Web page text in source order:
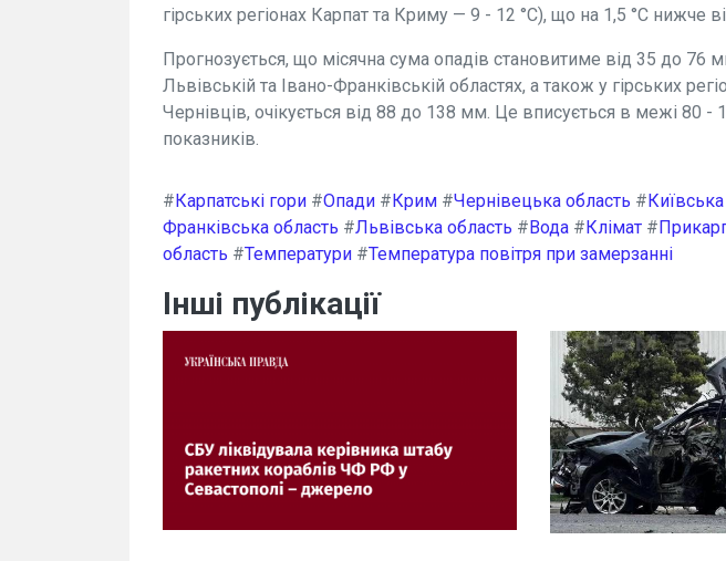
гірських регіонах Карпат та Криму — 9 - 12 °C), що на 1,5 °C нижче
Прогнозується, що місячна сума опадів становитиме від 35 до 76
Львівській та Івано-Франківській областях, а також у гірських
Чернівців, очікується від 88 до 138 мм. Це вписується в межі 80 -
показників.
#Карпатські гори #Опади #Крим #Чернівецька область #
Франківська область #Львівська область #Вода #Клімат #
область #Температури #Температура повітря при замерзанні
Інші публікації